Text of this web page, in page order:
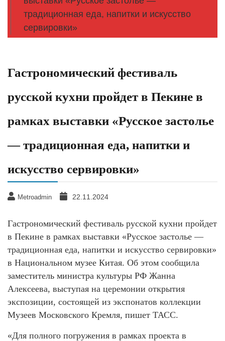
традиционная еда, напитки и искусство
сервировки»
Гастрономический фестиваль
русской кухни пройдет в Пекине в
рамках выставки «Русское застолье
— традиционная еда, напитки и
искусство сервировки»
Metroadmin 22.11.2024
Гастрономический фестиваль русской кухни пройдет
в Пекине в рамках выставки «Русское застолье —
традиционная еда, напитки и искусство сервировки»
в Национальном музее Китая. Об этом сообщила
заместитель министра культуры РФ Жанна
Алексеева, выступая на церемонии открытия
экспозиции, состоящей из экспонатов коллекции
Музеев Московского Кремля, пишет ТАСС.
«Для полного погружения в рамках проекта в